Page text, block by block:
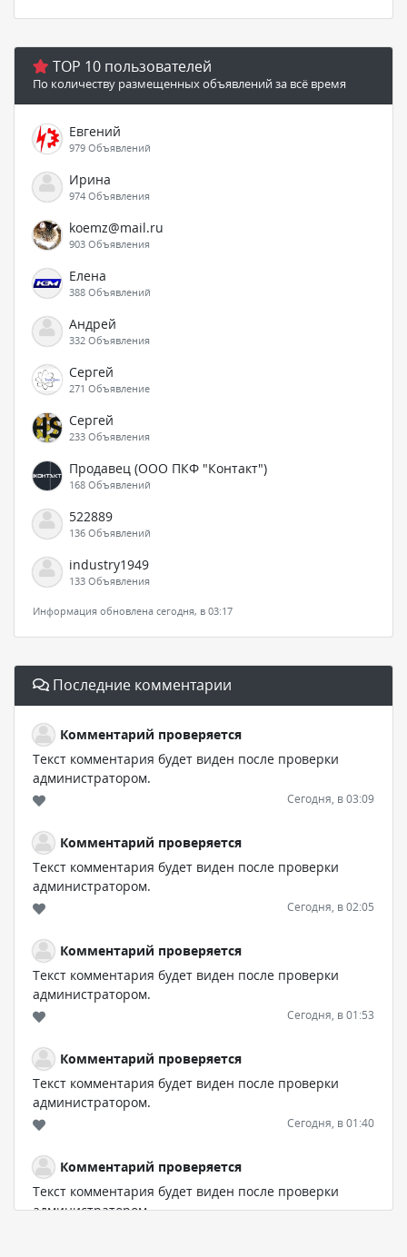
TOP 10 пользователей
По количеству размещенных объявлений за всё время
Евгений
979 Объявлений
Ирина
974 Объявления
koemz@mail.ru
903 Объявления
Елена
388 Объявлений
Андрей
332 Объявления
Сергей
271 Объявление
Сергей
233 Объявления
Продавец (ООО ПКФ "Контакт")
168 Объявлений
522889
136 Объявлений
industry1949
133 Объявления
Информация обновлена сегодня, в 03:17
Последние комментарии
Комментарий проверяется
Текст комментария будет виден после проверки
администратором.
Сегодня, в 03:09
Комментарий проверяется
Текст комментария будет виден после проверки
администратором.
Сегодня, в 02:05
Комментарий проверяется
Текст комментария будет виден после проверки
администратором.
Сегодня, в 01:53
Комментарий проверяется
Текст комментария будет виден после проверки
администратором.
Сегодня, в 01:40
Комментарий проверяется
Текст комментария будет виден после проверки
администратором.